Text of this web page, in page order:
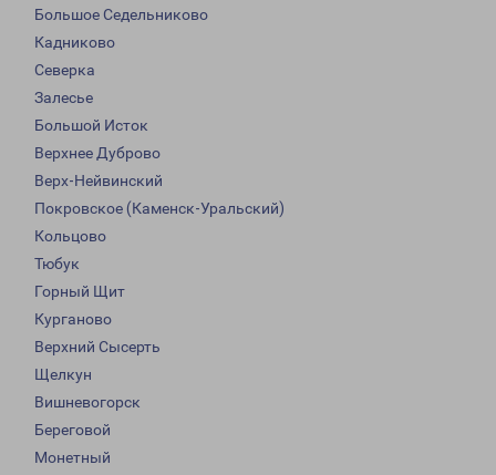
Большое Седельниково
Кадниково
Северка
Залесье
Большой Исток
Верхнее Дуброво
Верх-Нейвинский
Покровское (Каменск-Уральский)
Кольцово
Тюбук
Горный Щит
Курганово
Верхний Сысерть
Щелкун
Вишневогорск
Береговой
Монетный